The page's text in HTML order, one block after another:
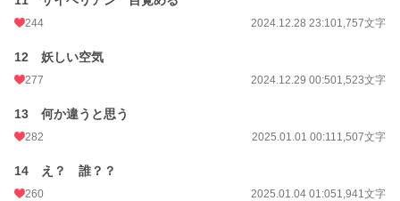
244 2024.12.28 23:101,757文字
12 妖しい空気
277 2024.12.29 00:501,523文字
13 何か違うと思う
282 2025.01.01 00:111,507文字
14 え？ 誰？？
260 2025.01.04 01:051,941文字